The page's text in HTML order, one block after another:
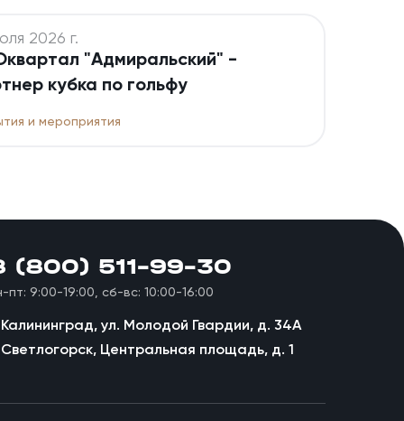
2026 г.
"Адмиральский" -
кубка по гольфу
и мероприятия
(800) 511-99-30
пт: 9:00-19:00, сб-вс: 10:00-16:00
Калининград, ул. Молодой Гвардии, д. 34А
Светлогорск, Центральная площадь, д. 1